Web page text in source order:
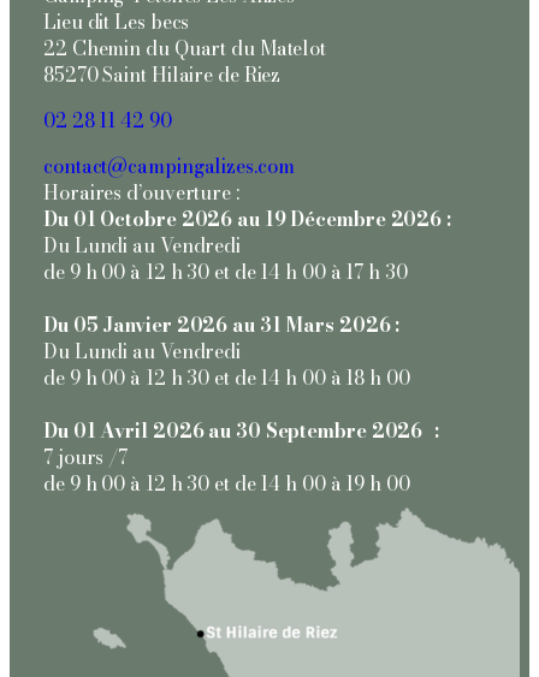
Lieu dit Les becs
22 Chemin du Quart du Matelot
85270 Saint Hilaire de Riez
02 28 11 42 90
contact@campingalizes.com
Horaires d’ouverture :
Du 01 Octobre 2026 au 19 Décembre 2026 :
Du Lundi au Vendredi
de 9 h 00 à 12 h 30 et de 14 h 00 à 17 h 30
Du 05 Janvier 2026 au 31 Mars 2026 :
Du Lundi au Vendredi
de 9 h 00 à 12 h 30 et de 14 h 00 à 18 h 00
Du 01 Avril 2026 au 30 Septembre 2026 :
7 jours /7
de 9 h 00 à 12 h 30 et de 14 h 00 à 19 h 00